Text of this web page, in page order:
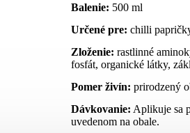
Balenie: 500 ml
Určené pre: chilli
Zloženie: rastlinné
fosfát, organické látky,
Pomer živín: prirodzený
Dávkovanie: Aplikuje sa
uvedenom na obale.